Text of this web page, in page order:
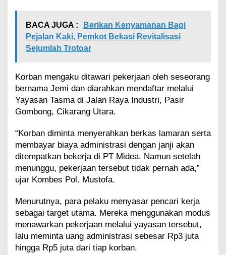
t
a
T
a
O
a
a
d
i
T
s
a
n
g
k
BACA JUGA :
Berikan Kenyamanan Bagi
Pejalan Kaki, Pemkot Bekasi Revitalisasi
Sejumlah Trotoar
Korban mengaku ditawari pekerjaan oleh seseorang
bernama Jemi dan diarahkan mendaftar melalui
Yayasan Tasma di Jalan Raya Industri, Pasir
Gombong, Cikarang Utara.
“Korban diminta menyerahkan berkas lamaran serta
membayar biaya administrasi dengan janji akan
ditempatkan bekerja di PT Midea. Namun setelah
menunggu, pekerjaan tersebut tidak pernah ada,”
ujar Kombes Pol. Mustofa.
Menurutnya, para pelaku menyasar pencari kerja
sebagai target utama. Mereka menggunakan modus
menawarkan pekerjaan melalui yayasan tersebut,
lalu meminta uang administrasi sebesar Rp3 juta
hingga Rp5 juta dari tiap korban.